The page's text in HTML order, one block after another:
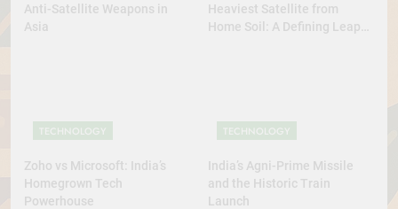
Anti-Satellite Weapons in
Asia
Heaviest Satellite from
Home Soil: A Defining Leap
TECHNOLOGY
Zoho vs Microsoft: India’s
Homegrown Tech
Powerhouse
TECHNOLOGY
India’s Agni-Prime Missile
and the Historic Train
Launch